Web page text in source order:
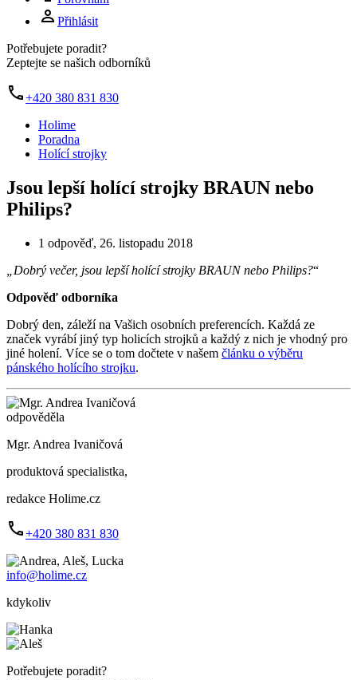
Přihlásit
Potřebujete poradit?
Zeptejte se našich odborníků
+420 380 831 830
Holime
Poradna
Holící strojky
Jsou lepší holící strojky BRAUN nebo
Philips?
1 odpověď, 26. listopadu 2018
„Dobrý večer, jsou lepší holící strojky BRAUN nebo Philips?“
Odpověď odborníka
Dobrý den, záleží na Vašich osobních preferencích. Každá ze
značek vyrábí jiný typ holicích strojků a každý z nich je vhodný pro
jiné holení. Více se o tom dočtete v našem článku o výběru
pánského holícího strojku.
odpověděla
Mgr. Andrea Ivaničová
produktová specialistka,
redakce Holime.cz
+420 380 831 830
info@holime.cz
kdykoliv
Potřebujete poradit?